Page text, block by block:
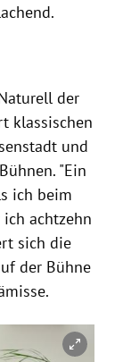
der
klassischen
und
"Ein
ich beim
achtzehn
sich die
der Bühne